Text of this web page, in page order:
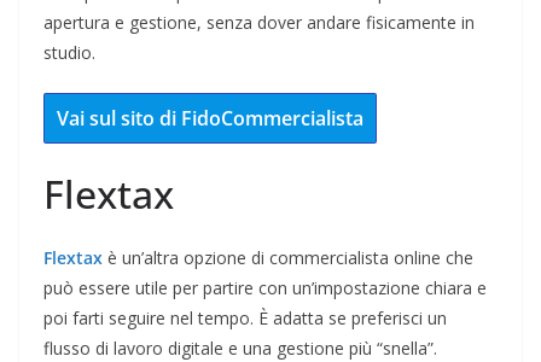
apertura e gestione, senza dover andare fisicamente in
studio.
Vai sul sito di FidoCommercialista
Flextax
Flextax è un’altra opzione di commercialista online che
può essere utile per partire con un’impostazione chiara e
poi farti seguire nel tempo. È adatta se preferisci un
flusso di lavoro digitale e una gestione più “snella”.